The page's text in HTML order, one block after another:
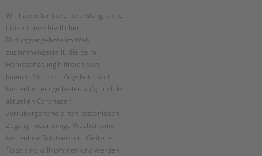
Briefe an Kai
PRESSE
Magazin
KONTAKT
Impressum
Datenschutz
Hinweisgebersystem
Intranet
Wir haben für Sie eine umfangreiche
Liste unterschiedlicher
Bildungsangebote im Web
zusammengestellt, die beim
Homeschooling hilfreich sein
können. Viele der Angebote sind
kostenlos, einige bieten aufgrund der
aktuellen Coronazeit
vorrübergehend einen kostenlosen
Zugang - oder einige Wochen eine
kostenlose Tetstversion. Weitere
Tipps sind willkommen und werden